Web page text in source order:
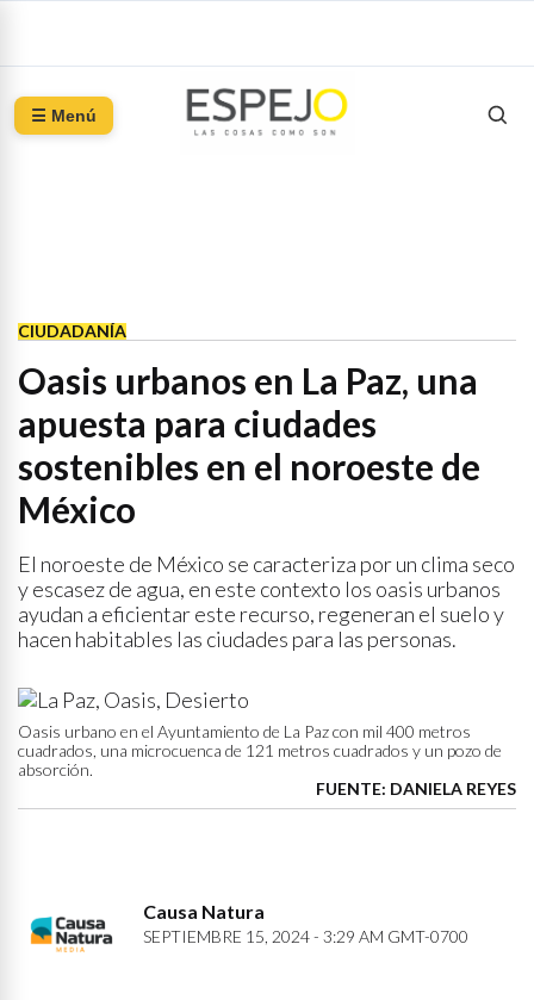
☰ Menú
CIUDADANÍA
Oasis urbanos en La Paz, una
apuesta para ciudades
sostenibles en el noroeste de
México
El noroeste de México se caracteriza por un clima seco
y escasez de agua, en este contexto los oasis urbanos
ayudan a eficientar este recurso, regeneran el suelo y
hacen habitables las ciudades para las personas.
Oasis urbano en el Ayuntamiento de La Paz con mil 400 metros
cuadrados, una microcuenca de 121 metros cuadrados y un pozo de
absorción.
FUENTE: DANIELA REYES
Causa Natura
SEPTIEMBRE 15, 2024 - 3:29 AM GMT-0700